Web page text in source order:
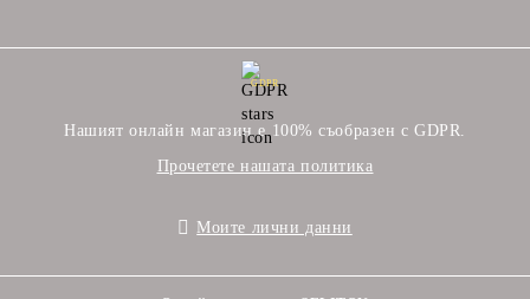
GDPR
Нашият онлайн магазин е 100% съобразен с GDPR.
Прочетете нашата политика
Моите лични данни